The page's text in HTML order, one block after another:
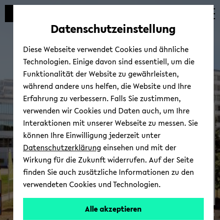
Automatische
vermeiden
zum
wechseln
zum
wechseln
zum
wechseln
Bie­le­feld School of Edu­ca­
ti­on - BiSEd
Bie­
© Uni­ver­si­tät Bie­le­feld
Datenschutzeinstellung
Diese Webseite verwendet Cookies und ähnliche
Technologien. Einige davon sind essentiell, um die
Funktionalität der Website zu gewährleisten,
während andere uns helfen, die Website und Ihre
Erfahrung zu verbessern. Falls Sie zustimmen,
verwenden wir Cookies und Daten auch, um Ihre
Interaktionen mit unserer Webseite zu messen. Sie
können Ihre Einwilligung jederzeit unter
Datenschutzerklärung einsehen und mit der
Wirkung für die Zukunft widerrufen. Auf der Seite
finden Sie auch zusätzliche Informationen zu den
verwendeten Cookies und Technologien.
Alle akzeptieren